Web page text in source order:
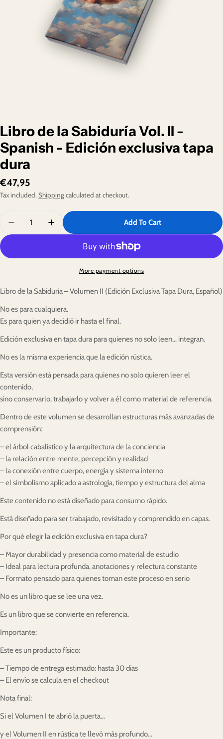
media 0 in modal
Libro de la Sabiduría Vol. II -
Spanish - Edición exclusiva tapa
dura
Regular
price
€47,95
Tax included. Shippingcalculated at checkout.
Decrease Quantity For Libro De La Sabiduría Vol. II -
Increase Quantity For Libro De La Sabiduría
Add To Cart
More payment options
Libro de la Sabiduría – Volumen II (Edición Exclusiva Tapa Dura, Español)
No es para cualquiera.
Es para quien ya decidió ir hasta el final.
Edición exclusiva en tapa dura para quienes no solo leen… integran.
No es la misma experiencia que la edición rústica.
Esta versión está pensada para quienes no solo quieren leer el
contenido,
sino conservarlo, trabajarlo y volver a él como material de referencia.
Dentro de este volumen se desarrollan estructuras más avanzadas de
comprensión:
– el árbol cabalístico y la arquitectura de la conciencia
– la relación entre mente, percepción y realidad
– la conexión entre cuerpo, energía y sistema interno
– el simbolismo aplicado a astrología, tiempo y estructura del alma
Este contenido no está diseñado para consumo rápido.
Está diseñado para ser trabajado, revisitado y comprendido en capas.
Por qué elegir la edición exclusiva en tapa dura?
– Mayor durabilidad y presencia como material de estudio
– Ideal para lectura profunda, anotaciones y relectura constante
– Formato pensado para quienes toman este proceso en serio
No es un libro que se lee una vez.
Es un libro que se convierte en referencia.
Importante:
Este es un producto físico:
– Tiempo de entrega estimado: hasta 30 días
– El envío se calcula en el checkout
Nota final:
Si el Volumen I te abrió la puerta…
y el Volumen II en rústica te llevó más profundo…